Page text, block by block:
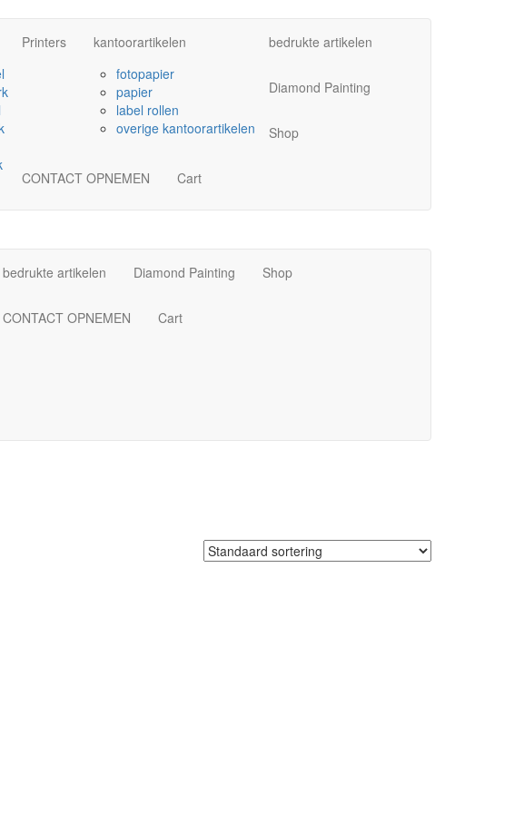
Printers
kantoorartikelen
fotopapier
papier
label rollen
overige kantoorartikelen
bedrukte artikelen
Diamond Painting
Shop
CONTACT OPNEMEN Cart
bedrukte artikelen Diamond Painting Shop
CONTACT OPNEMEN Cart